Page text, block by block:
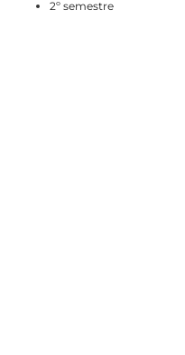
2º semestre